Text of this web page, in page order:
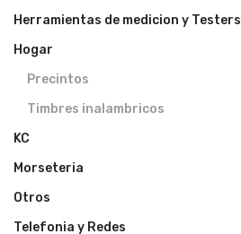
Herramientas de medicion y Testers
Hogar
Precintos
Timbres inalambricos
KC
Morseteria
Otros
Telefonia y Redes